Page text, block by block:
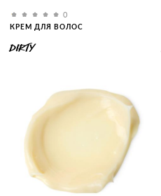
0
КРЕМ ДЛЯ ВОЛОС
DIRTY